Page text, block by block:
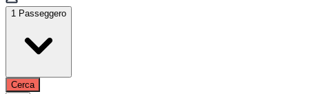
1 Passeggero
Cerca